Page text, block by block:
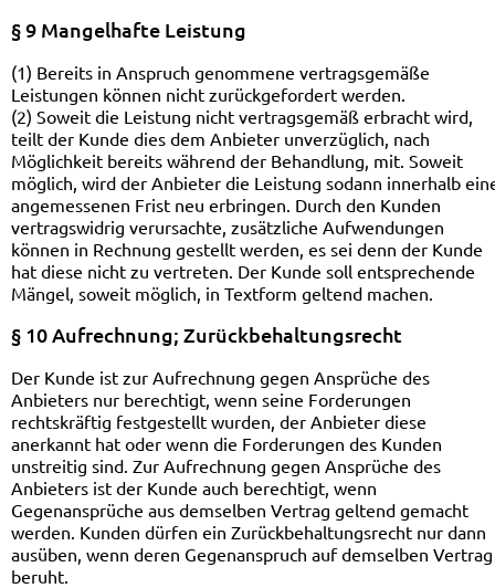
§ 9 Mangelhafte Leistung
(1) Bereits in Anspruch genommene vertragsgemäße
Leistungen können nicht zurückgefordert werden.
(2) Soweit die Leistung nicht vertragsgemäß erbracht wird,
teilt der Kunde dies dem Anbieter unverzüglich, nach
Möglichkeit bereits während der Behandlung, mit. Soweit
möglich, wird der Anbieter die Leistung sodann innerhalb
angemessenen Frist neu erbringen. Durch den Kunden
vertragswidrig verursachte, zusätzliche Aufwendungen
können in Rechnung gestellt werden, es sei denn der Kunde
hat diese nicht zu vertreten. Der Kunde soll entsprechende
Mängel, soweit möglich, in Textform geltend machen.
§ 10 Aufrechnung; Zurückbehaltungsrecht
Der Kunde ist zur Aufrechnung gegen Ansprüche des
Anbieters nur berechtigt, wenn seine Forderungen
rechtskräftig festgestellt wurden, der Anbieter diese
anerkannt hat oder wenn die Forderungen des Kunden
unstreitig sind. Zur Aufrechnung gegen Ansprüche des
Anbieters ist der Kunde auch berechtigt, wenn
Gegenansprüche aus demselben Vertrag geltend gemacht
werden. Kunden dürfen ein Zurückbehaltungsrecht nur dann
ausüben, wenn deren Gegenanspruch auf demselben Vertrag
beruht.